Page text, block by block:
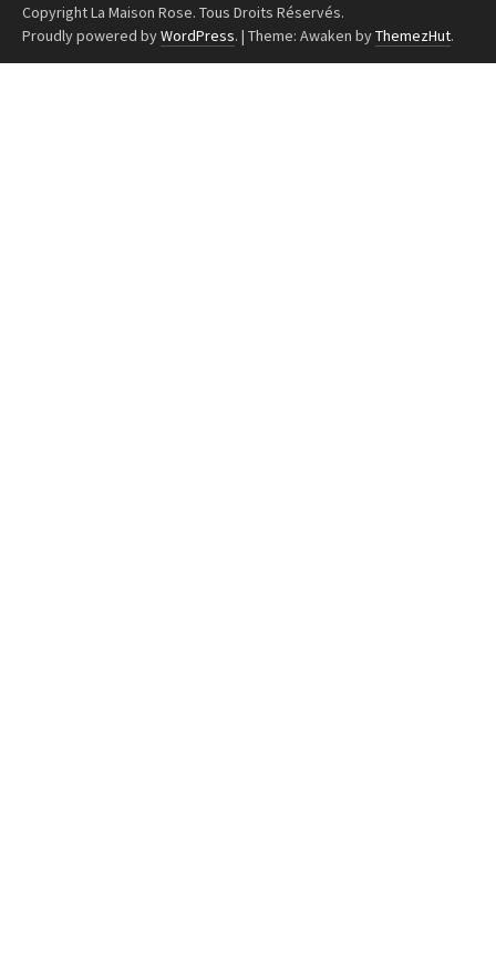
Copyright La Maison Rose. Tous Droits Réservés.
Proudly powered byWordPress. | Theme: Awaken byThemezHut.